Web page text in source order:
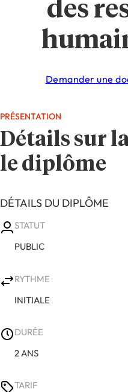
des
Demander une
PRÉSENTATION
Détails sur
le diplôme
DÉTAILS DU DIPLÔME
STATUT
PUBLIC
RYTHME
INITIALE
DURÉE
2 ANS
TARIF